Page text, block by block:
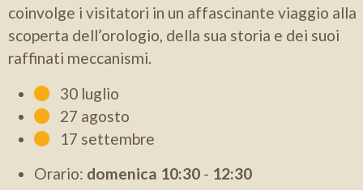
coinvolge i visitatori in un affascinante viaggio alla
scoperta dell’orologio, della sua storia e dei suoi
raffinati meccanismi.
30 luglio
27 agosto
17 settembre
Orario: domenica 10:30 - 12:30